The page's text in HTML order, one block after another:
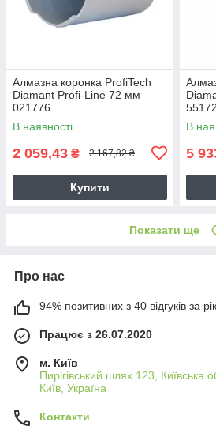
Алмазна коронка ProfiTech
Diamant Profi-Line 72 мм
021776
В наявності
2 059,43 ₴ 2 167,82 ₴
Купити
В
5
Показати ще
Про нас
94% позитивних з 40 відгуків за рік
Працює з 26.07.2020
м. Київ
Пирігівський шлях 123, Київська
Київ, Україна
Контакти